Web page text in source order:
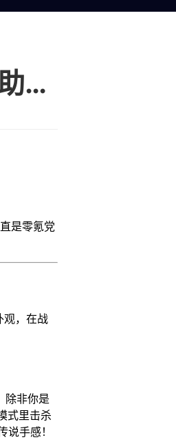
三角洲行动S8免费领处刑者刀皮，HiCN回国加速器助海外零延迟肝任务
是零氪党
观，在战
除非你是
式里击杀
手感！